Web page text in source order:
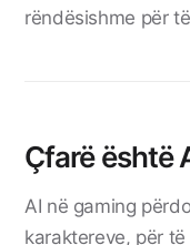
rëndësishme për
Çfarë është
AI në gaming
karaktereve, për